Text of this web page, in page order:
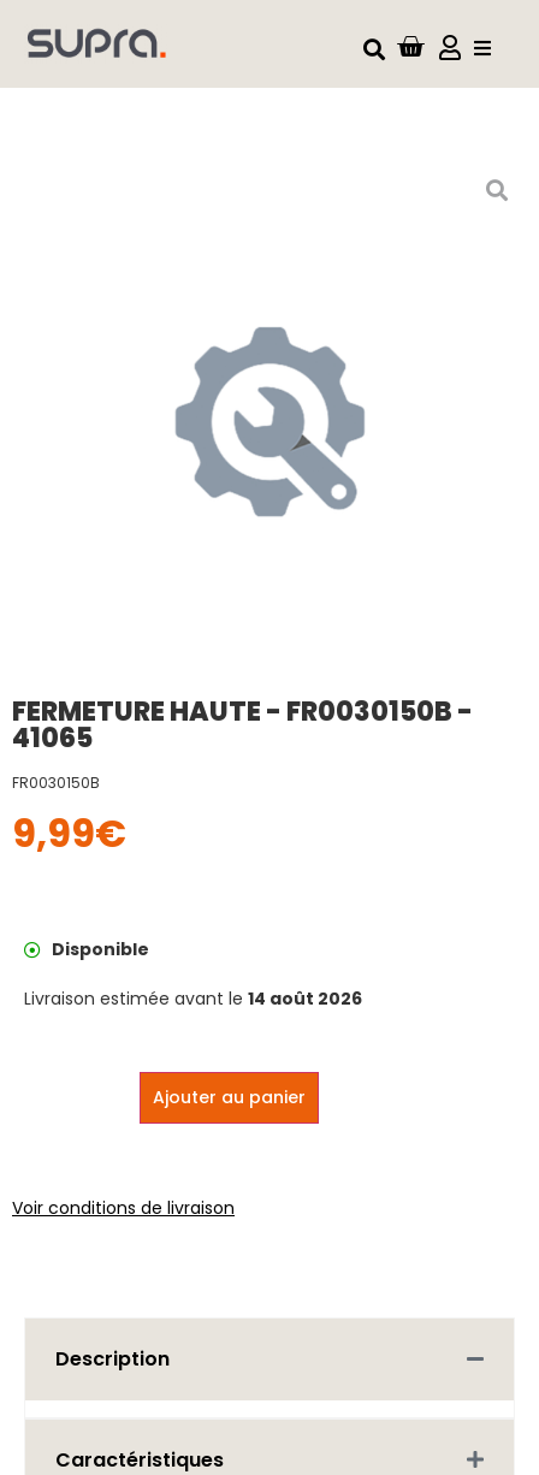
FERMETURE HAUTE - FR0030150B -
41065
FR0030150B
9,99€
Disponible
Livraison estimée avant le 14 août 2026
Ajouter au panier
Voir conditions de livraison
Description
Caractéristiques